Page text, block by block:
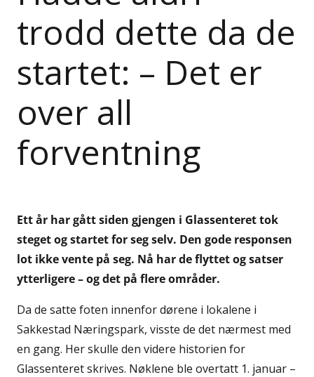
trodd dette da de
startet: – Det er
over all
forventning
Ett år har gått siden gjengen i Glassenteret tok
steget og startet for seg selv. Den gode responsen
lot ikke vente på seg. Nå har de flyttet og satser
ytterligere – og det på flere områder.
Da de satte foten innenfor dørene i lokalene i
Sakkestad Næringspark, visste de det nærmest med
en gang. Her skulle den videre historien for
Glassenteret skrives. Nøklene ble overtatt 1. januar –